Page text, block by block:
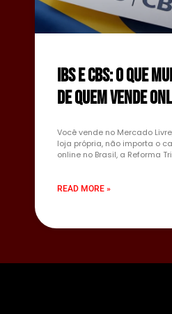
IBS e CBS: o que
de quem vende
Você vende no Mercado
loja própria, não importa o
online no Brasil, a Reforma
READ MORE »